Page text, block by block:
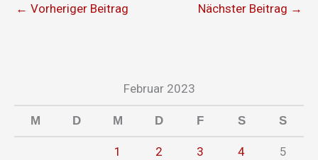
← Vorheriger Beitrag Nächster Beitrag →
Februar 2023
M D M D F S S
1 2 3 4
5